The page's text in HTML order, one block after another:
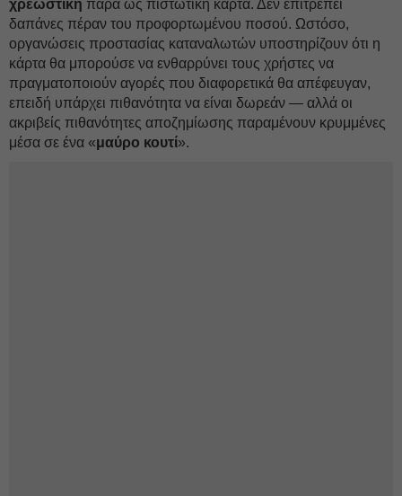
χρεωστική παρά ως πιστωτική κάρτα. Δεν επιτρέπει
δαπάνες πέραν του προφορτωμένου ποσού. Ωστόσο,
οργανώσεις προστασίας καταναλωτών υποστηρίζουν ότι η
κάρτα θα μπορούσε να ενθαρρύνει τους χρήστες να
πραγματοποιούν αγορές που διαφορετικά θα απέφευγαν,
επειδή υπάρχει πιθανότητα να είναι δωρεάν — αλλά οι
ακριβείς πιθανότητες αποζημίωσης παραμένουν κρυμμένες
μέσα σε ένα «μαύρο κουτί».